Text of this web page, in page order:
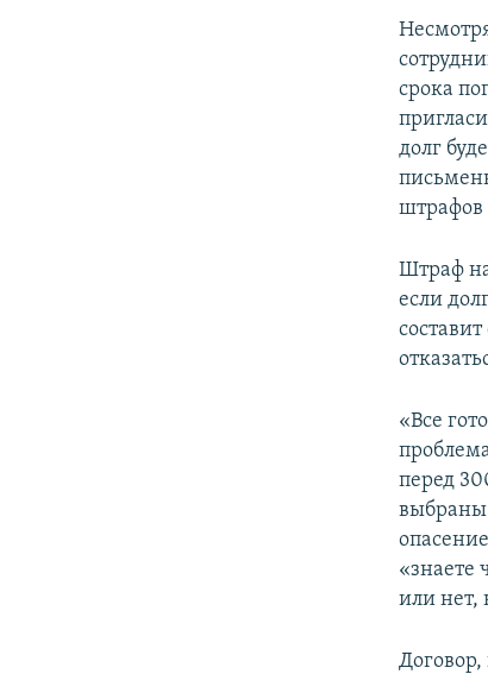
срока
долг
штрафов
Штраф
если
«Все
перед
выбраны
«знаете
или нет,